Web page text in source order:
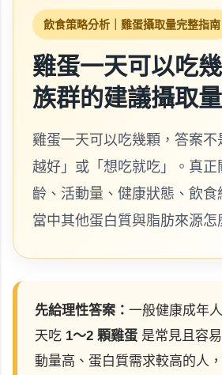
飲食策略分析｜雞蛋攝取量完整指南
雞蛋一天可以吃
族群的建議攝取
雞蛋一天可以吃幾顆，答案不
越好」或「想吃就吃」。真
齡、活動量、健康狀態、飲食
當中其他蛋白質與脂肪來源怎
先給理性答案： 一般健康成年
天吃 1～2 顆雞蛋 是常見且容
動量高、蛋白質需求較高的人